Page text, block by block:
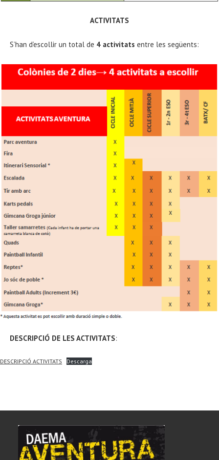
ACTIVITATS
S’han d’escollir un total de 4 activitats entre les següents:
DESCRIPCIÓ DE LES ACTIVITATS:
DESCRIPCIÓ ACTIVITATS Descarga